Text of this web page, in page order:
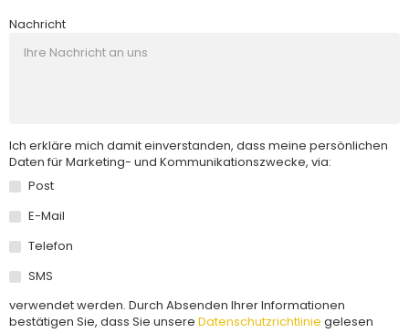
Nachricht
Ich erkläre mich damit einverstanden, dass meine persönlichen
Daten für Marketing- und Kommunikationszwecke, via:
Post
E-Mail
Telefon
SMS
verwendet werden. Durch Absenden Ihrer Informationen
bestätigen Sie, dass Sie unsere Datenschutzrichtlinie gelesen